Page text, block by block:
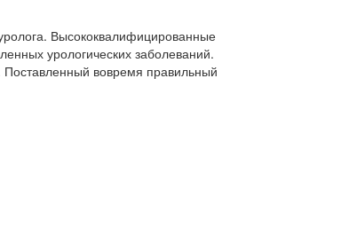
Высококвалифицированные
урологических заболеваний.
Поставленный вовремя правильный